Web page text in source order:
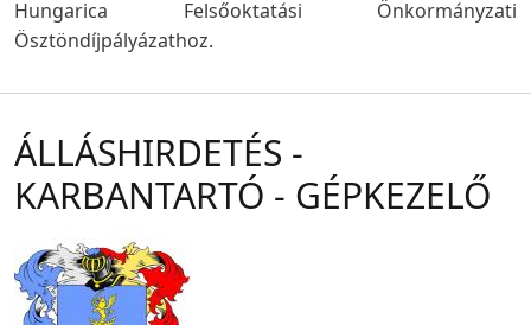
Hungarica Felsőoktatási Önkormányzati
Ösztöndíjpályázathoz.
ÁLLÁSHIRDETÉS -
KARBANTARTÓ - GÉPKEZELŐ